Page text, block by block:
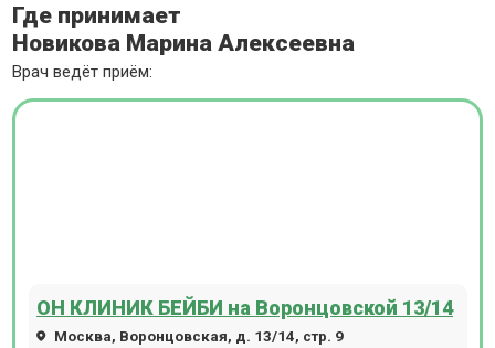
Где принимает
Новикова Марина Алексеевна
Врач ведёт приём:
ОН КЛИНИК БЕЙБИ на Воронцовской 13/14
Москва, Воронцовская, д. 13/14, стр. 9